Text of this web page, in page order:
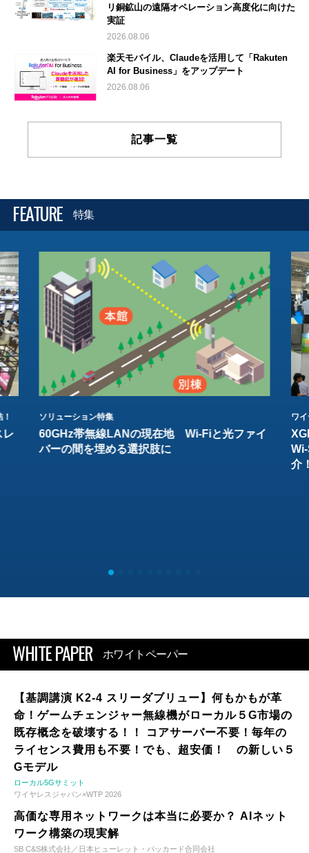
リ銅鉱山の遠隔オペレーション高度化に向けた
実証
2026.08.06
楽天モバイル、Claudeを活用して「Rakuten
AI for Business」をアップデート
2026.08.06
記事一覧
FEATURE 特集
レ
ソリューション特集
60GHz帯無線LANの現在地 Wi-Fiと光ファイ
バーの間を埋める選択肢に
ワ
介
WHITE PAPER ホワイトペーパー
【基調講演 K2-4 スリーダブリュー】何もかもが革
命！ゲームチェンジャー無線機がローカル５G市場の
既存概念を破壊する！！ コアサーバー不要！毎年の
ライセンス費用も不要！でも、超安価！ の新しい５
Gモデル
ローカル5Gサミット
ワイヤレスジャパン×WTP 2026
高価な専用ネットワークは本当に必要か？ AIネット
ワーク構築の現実解
SB C&S株式会社／日本ヒューレット・パッカード合同会社